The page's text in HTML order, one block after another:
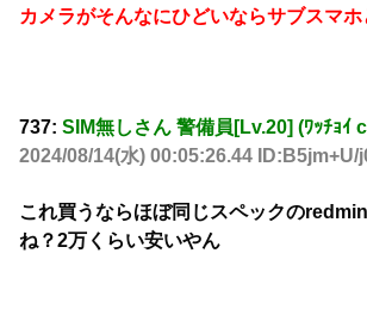
カメラがそんなにひどいならサブスマホ
737: SIM無しさん 警備員[Lv.20] (ﾜｯﾁｮｲ
2024/08/14(水) 00:05:26.44 ID:B5jm+U/
これ買うならほぼ同じスペックの
ね？2万くらい安いやん